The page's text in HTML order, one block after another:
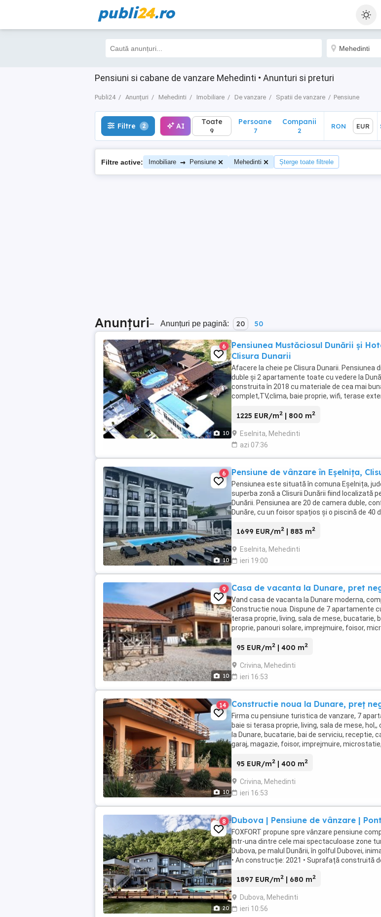
publi24.ro
Pensiuni si cabane de vanzare Mehedinti • Anunturi si preturi
Publi24 Anunțuri Mehedinti Imobiliare De vanzare Spatii de vanzare Pensiune
Filtre 2 AI EUR
Filtre 2 AI Toate
9
Persoane
7
Companii
2
RON EUR
Filtre active: Imobiliare → Pensiune Mehedinti Șterge toate filtrele
Anunțuri– Anunțuri pe pagină: 20 50
10
6
Pensiunea Mustăciosul Dunării și
Clisura Dunarii
Afacere la cheie pe Clisura Dunarii. Pensiunea
duble și 2 apartamente toate cu vedere la
construita în 2018 cu materiale de cea mai
complet,TV,clima, baie proprie, wifi, terase
1225 EUR/m2 | 800 m2
Eselnita, Mehedinti
azi 07:36
10
6 Pensiune de vânzare în Eșelnița,
Pensiunea este situată în comuna Eșelnița,
superba zonă a Clisurii Dunării fiind localizată
Dunării. Pensiunea are 20 de camera duble,
Dunăre, cu un foisor spațios și o piscină de 40
1699 EUR/m2 | 883 m2
Eselnita, Mehedinti
ieri 19:00
10
9 Casa de vacanta la Dunare, pret
Vand casa de vacanta la Dunare moderna,
Constructie noua. Dispune de 7 apartamente
terasa proprie, living, sala de mese, bucatarie,
proprie, panouri solare, imprejmuire, foisor,
95 EUR/m2 | 400 m2
Crivina, Mehedinti
ieri 16:53
10
14 Constructie noua la Dunare, preț
Firma cu pensiune turistica de vanzare, 7
baie si terasa proprie, living, sala de mese,
la Dunare, bucatarie, bai de serviciu, receptie,
garaj, magazie, foisor, imprejmuire,
95 EUR/m2 | 400 m2
Crivina, Mehedinti
ieri 16:53
20
8 Dubova | Pensiune de vânzare |
FOXFORT propune spre vânzare pensiune
într-una dintre cele mai spectaculoase zone
Dubova, pe malul Dunării, în golful Dubovei,
• An construcție: 2021 • Suprafață construită
1897 EUR/m2 | 680 m2
Dubova, Mehedinti
ieri 10:56